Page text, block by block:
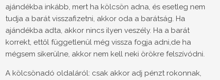
ajándékba inkább, mert ha kölcsön adna, és esetleg nem
tudja a barát visszafizetni, akkor oda a barátság. Ha
ajándékba adta, akkor nincs ilyen veszély. Ha a barát
korrekt, ettől függetlenül még vissza fogja adni,de ha
mégsem sikerülne, akkor nem kell neki örökre felszívódni.
A kölcsönadó oldaláról: csak akkor adj pénzt rokonnak,